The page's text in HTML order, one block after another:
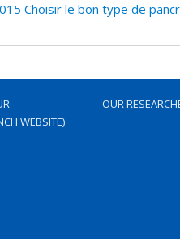
Choisir le bon type de
WEBSITE)
OUR